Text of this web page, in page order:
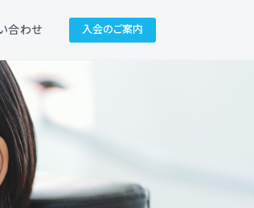
合わせ 入会のご案内